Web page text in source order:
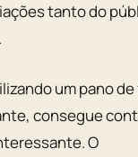
tanto do
um pano
consegue
O